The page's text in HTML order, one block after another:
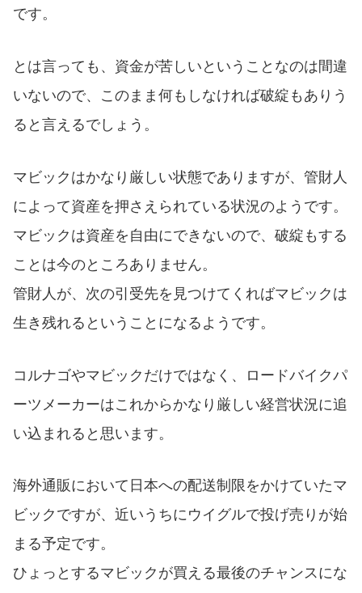
です。
とは言っても、資金が苦しいということなのは間違
いないので、このまま何もしなければ破綻もありう
ると言えるでしょう。
マビックはかなり厳しい状態でありますが、管財人
によって資産を押さえられている状況のようです。
マビックは資産を自由にできないので、破綻もする
ことは今のところありません。
管財人が、次の引受先を見つけてくればマビックは
生き残れるということになるようです。
コルナゴやマビックだけではなく、ロードバイクパ
ーツメーカーはこれからかなり厳しい経営状況に追
い込まれると思います。
海外通販において日本への配送制限をかけていたマ
ビックですが、近いうちにウイグルで投げ売りが始
まる予定です。
ひょっとするマビックが買える最後のチャンスにな